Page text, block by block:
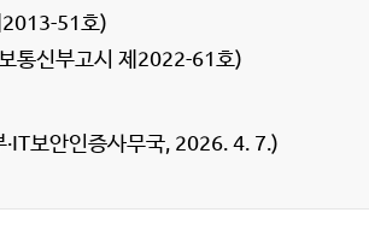
2013-51호)
통신부고시 제2022-61호)
보안인증사무국, 2026. 4. 7.)